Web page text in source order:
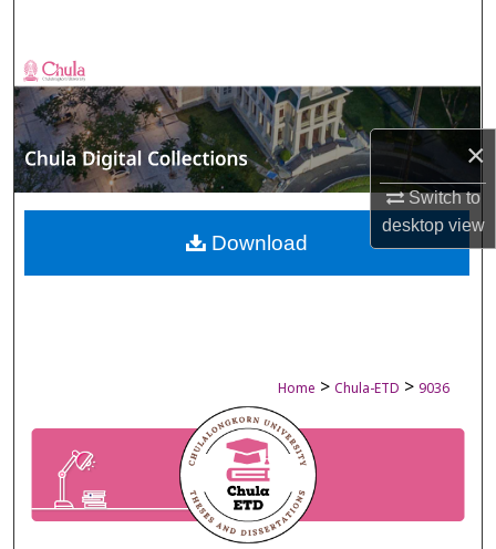
×
Switch to
desktopview
Browse Collections
My Account
About
Digital Commons Network™
Home > Chula-ETD > 9036
Download